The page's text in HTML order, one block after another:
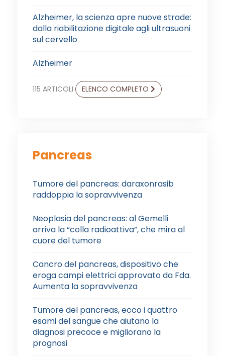
Alzheimer, la scienza apre nuove strade:
dalla riabilitazione digitale agli ultrasuoni
sul cervello
Alzheimer
115 ARTICOLI ELENCO COMPLETO
Pancreas
Tumore del pancreas: daraxonrasib
raddoppia la sopravvivenza
Neoplasia del pancreas: al Gemelli
arriva la “colla radioattiva”, che mira al
cuore del tumore
Cancro del pancreas, dispositivo che
eroga campi elettrici approvato da Fda.
Aumenta la sopravvivenza
Tumore del pancreas, ecco i quattro
esami del sangue che aiutano la
diagnosi precoce e migliorano la
prognosi